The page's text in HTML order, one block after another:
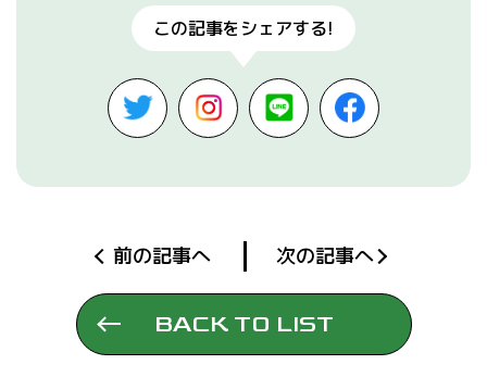
この記事をシェアする!
前の記事へ 次の記事へ
BACK TO LIST